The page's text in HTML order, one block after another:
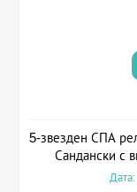
5-звезден СПА
Сандански с